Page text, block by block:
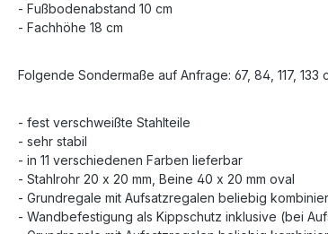
- Fußbodenabstand 10 cm
- Fachhöhe 18 cm
Folgende Sondermaße auf Anfrage: 67, 84, 117, 133
- fest verschweißte Stahlteile
- sehr stabil
- in 11 verschiedenen Farben lieferbar
- Stahlrohr 20 x 20 mm, Beine 40 x 20 mm oval
- Grundregale mit Aufsatzregalen beliebig
- Wandbefestigung als Kippschutz inklusive (bei